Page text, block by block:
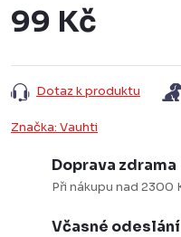
99 Kč
Dotaz k produktu
Značka: Vauhti
Doprava zdrama
Při nákupu nad 2300
Včasné odeslání